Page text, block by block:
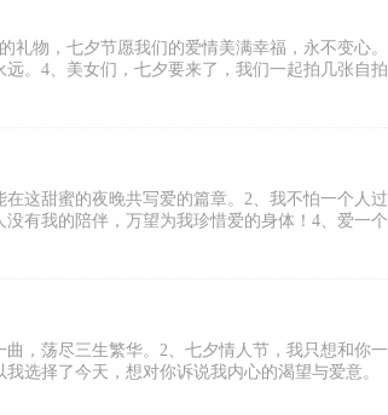
物，七夕节愿我们的爱情美满幸福，永不变心。
。4、美女们，七夕要来了，我们一起拍几张自拍
这甜蜜的夜晚共写爱的篇章。2、我不怕一个人过
有我的陪伴，万望为我珍惜爱的身体！4、爱一个
，荡尽三生繁华。2、七夕情人节，我只想和你一
选择了今天，想对你诉说我内心的渴望与爱意。